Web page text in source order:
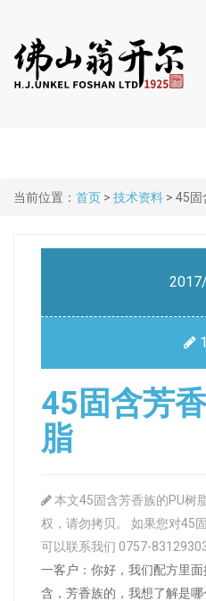
当前位置： 首页 > 技术资料 > 45
45固含芳
脂
本文45固含芳香族的PU树
权，请勿拷贝。 如果您对45
可以联系我们 0757-
一客户：你好，我们配方里
含，芳香族的，我想了解是哪